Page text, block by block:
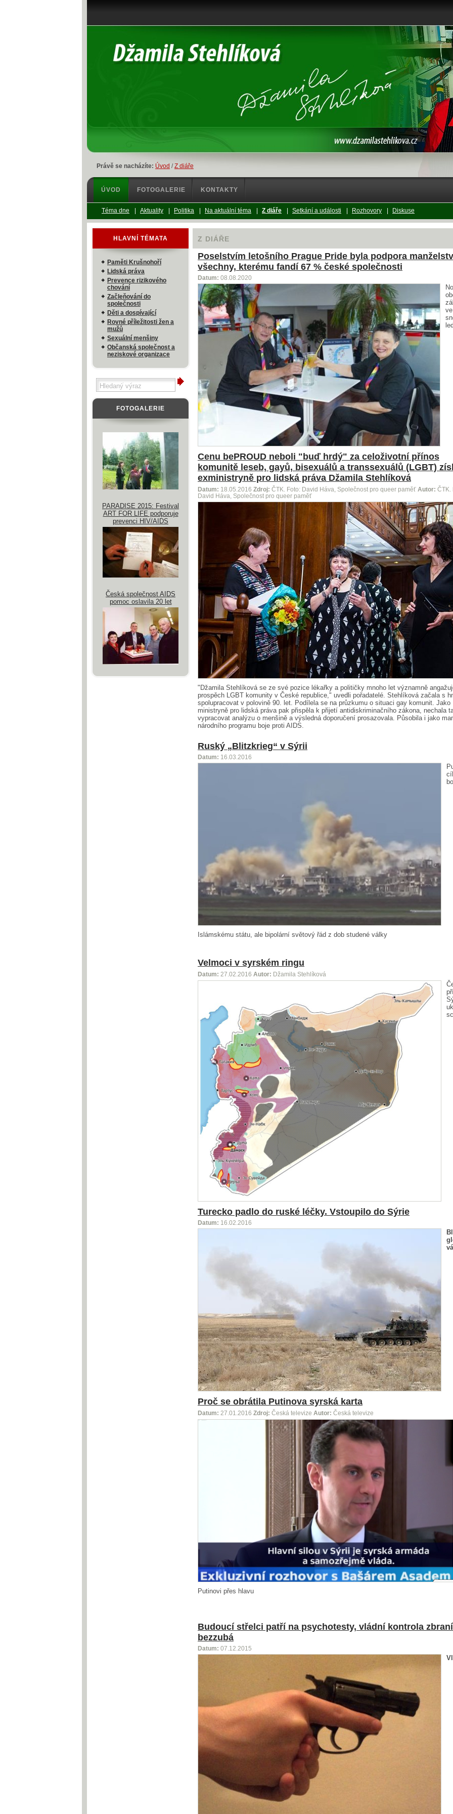
Právě se nacházíte: Úvod /Z diáře
Z DIÁŘE
Poselstvím letošního Prague Pride byla podpora
všechny, kterému fandí 67 % české společnosti
Datum: 08.08.2020
ve
Cenu bePROUD neboli "buď hrdý" za celoživotní přínos
komunitě leseb, gayů, bisexuálů a transsexuálů (LGBT)
exministryně pro lidská práva Džamila Stehlíková
Datum: 18.05.2016 Zdroj: ČTK. Foto: David Háva, Společnost pro queer paměť Autor: ČTK.
David Háva, Společnost pro queer paměť
"Džamila Stehlíková se ze své pozice lékařky a političky mnoho let významně
prospěch LGBT komunity v České republice," uvedli pořadatelé. Stehlíková začala s
spolupracovat v polovině 90. let. Podílela se na průzkumu o situaci gay komunit. Jako
ministryně pro lidská práva pak přispěla k přijetí antidiskriminačního zákona, nechala
vypracovat analýzu o menšině a výsledná doporučení prosazovala. Působila i jako
národního programu boje proti AIDS.
Ruský „Blitzkrieg“ v Sýrii
Datum: 16.03.2016
Islámskému státu, ale bipolární světový řád z dob studené války
Velmoci v syrském ringu
Datum: 27.02.2016 Autor: Džamila Stehlíková
Turecko padlo do ruské léčky. Vstoupilo do Sýrie
Datum: 16.02.2016
Proč se obrátila Putinova syrská karta
Datum: 27.01.2016 Zdroj: Česká televize Autor: Česká televize
Putinovi přes hlavu
Budoucí střelci patří na psychotesty, vládní kontrola
bezzubá
Datum: 07.12.2015
HLAVNÍ TÉMATA
Paměti Krušnohoří
Lidská práva
Prevence rizikového
chování
Začleňování do
společnosti
Děti a dospívající
Rovné příležitosti žen a
mužů
Sexuální menšiny
Občanská společnost a
neziskové organizace
FOTOGALERIE
PARADISE 2015: Festival
ART FOR LIFE podporuje
prevenci HIV/AIDS
Česká společnost AIDS
pomoc oslavila 20 let
ÚVOD FOTOGALERIE KONTAKTY
Téma dne Aktuality Politika Na aktuální téma Z diáře Setkání a události Rozhovory Diskuse